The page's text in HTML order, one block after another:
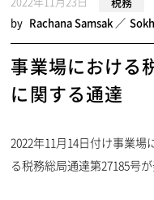
by Rachana Samsak
事業場における
に関する通達
2022年11月14日付け事業
る税務総局通達第27185号